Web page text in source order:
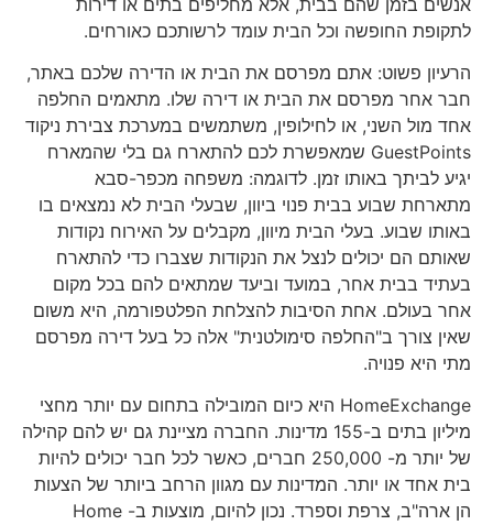
לתקופת החופשה וכל הבית עומד לרשותכם כאורחים.
הרעיון פשוט: אתם מפרסם את הבית או הדירה שלכם באתר,
חבר אחר מפרסם את הבית או דירה שלו. מתאמים החלפה
אחד מול השני, או לחילופין, משתמשים במערכת צבירת ניקוד
GuestPoints שמאפשרת לכם להתארח גם בלי שהמארח
יגיע לביתך באותו זמן. לדוגמה: משפחה מכפר-סבא
מתארחת שבוע בבית פנוי ביוון, שבעלי הבית לא נמצאים בו
באותו שבוע. בעלי הבית מיוון, מקבלים על האירוח נקודות
שאותם הם יכולים לנצל את הנקודות שצברו כדי להתארח
בעתיד בבית אחר, במועד וביעד שמתאים להם בכל מקום
אחר בעולם. אחת הסיבות להצלחת הפלטפורמה, היא משום
שאין צורך ב"החלפה סימולטנית" אלה כל בעל דירה מפרסם
מתי היא פנויה.
HomeExchange היא כיום המובילה בתחום עם יותר מחצי
מיליון בתים ב-155 מדינות. החברה מציינת גם יש להם קהילה
של יותר מ- 250,000 חברים, כאשר לכל חבר יכולים להיות
בית אחד או יותר. המדינות עם מגוון הרחב ביותר של הצעות
הן ארה"ב, צרפת וספרד. נכון להיום, מוצעות ב- Home